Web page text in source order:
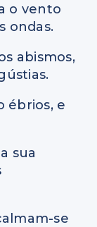
o vento
ondas.
abismos,
ébrios, e
sua
se